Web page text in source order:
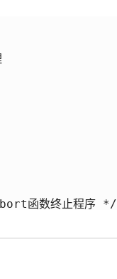
函数终止程序 */